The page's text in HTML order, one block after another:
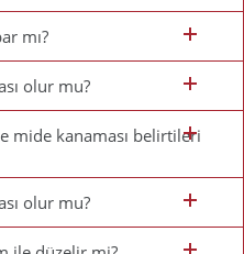
mı?
olur mu?
mide kanaması belirtileri
olur mu?